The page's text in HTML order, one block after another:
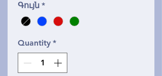
Գույն *
Quantity *